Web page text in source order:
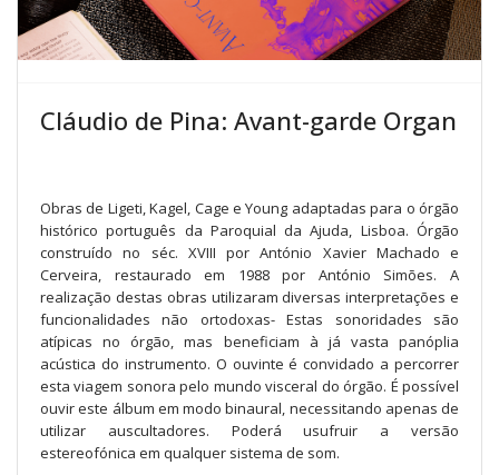
Cláudio de Pina: Avant-garde Organ
Obras de Ligeti, Kagel, Cage e Young adaptadas para o órgão
histórico português da Paroquial da Ajuda, Lisboa. Órgão
construído no séc. XVIII por António Xavier Machado e
Cerveira, restaurado em 1988 por António Simões. A
realização destas obras utilizaram diversas interpretações e
funcionalidades não ortodoxas- Estas sonoridades são
atípicas no órgão, mas beneficiam à já vasta panóplia
acústica do instrumento. O ouvinte é convidado a percorrer
esta viagem sonora pelo mundo visceral do órgão. É possível
ouvir este álbum em modo binaural, necessitando apenas de
utilizar auscultadores. Poderá usufruir a versão
estereofónica em qualquer sistema de som.